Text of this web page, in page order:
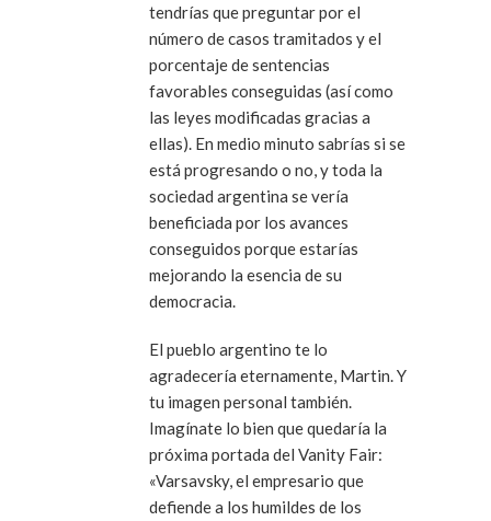
tendrías que preguntar por el
número de casos tramitados y el
porcentaje de sentencias
favorables conseguidas (así como
las leyes modificadas gracias a
ellas). En medio minuto sabrías si se
está progresando o no, y toda la
sociedad argentina se vería
beneficiada por los avances
conseguidos porque estarías
mejorando la esencia de su
democracia.
El pueblo argentino te lo
agradecería eternamente, Martin. Y
tu imagen personal también.
Imagínate lo bien que quedaría la
próxima portada del Vanity Fair:
«Varsavsky, el empresario que
defiende a los humildes de los